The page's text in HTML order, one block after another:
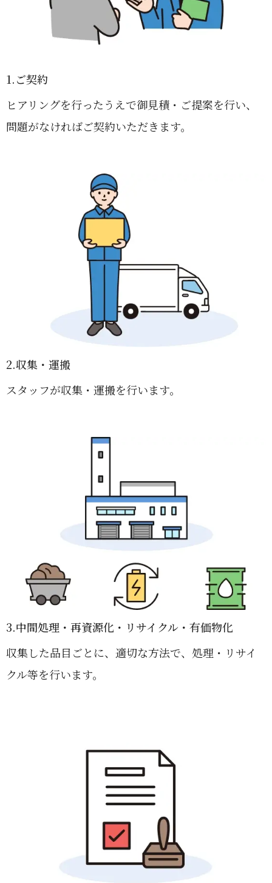
1.ご契約
ヒアリングを行ったうえで御見積・ご提案を行い、
問題がなければご契約いただきます。
2.収集・運搬
スタッフが収集・運搬を行います。
3.中間処理・再資源化・リサイクル・有価物化
収集した品目ごとに、適切な方法で、処理・リサイ
クル等を行います。